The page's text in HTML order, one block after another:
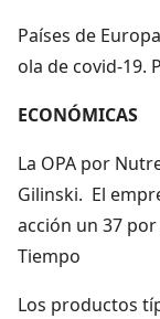
Países de
ola de covid-19.
ECONÓMICAS
La OPA por
Gilinski. El
acción un 37
Tiempo
Los productos